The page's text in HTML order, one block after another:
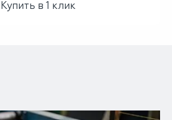
Купить в 1 клик